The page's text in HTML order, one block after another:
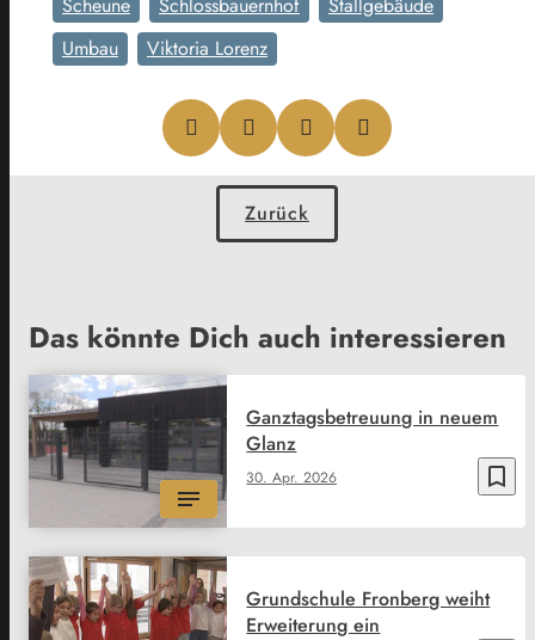
Umbau
Viktoria Lorenz
Zurück
Das könnte Dich auch interessieren
bookmark_border
30. Apr. 2026
Ganztagsbetreuung in neuem
Glanz
Grundschule Fronberg weiht
Erweiterung ein